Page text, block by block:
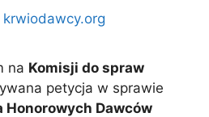
krwiodawcy.org
na Komisji do spraw
petycja w sprawie
Dawców